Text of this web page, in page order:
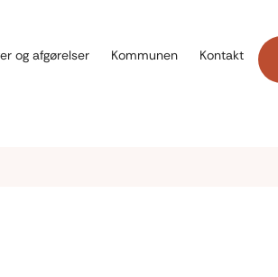
og afgørelser Kommunen Kontakt